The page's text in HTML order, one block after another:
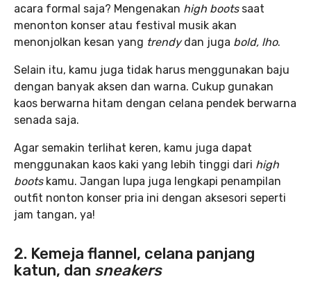
acara formal saja? Mengenakan high bootssaat
menonton konser atau festival musik akan
menonjolkan kesan yang trendydan juga bold, lho.
Selain itu, kamu juga tidak harus menggunakan baju
dengan banyak aksen dan warna. Cukup gunakan
kaos berwarna hitam dengan celana pendek berwarna
senada saja.
Agar semakin terlihat keren, kamu juga dapat
menggunakan kaos kaki yang lebih tinggi dari high
bootskamu. Jangan lupa juga lengkapi penampilan
outfit nonton konser pria ini dengan aksesori seperti
jam tangan, ya!
2. Kemeja flannel, celana panjang
katun, dan sneakers